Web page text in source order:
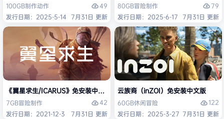
100GB制作动作
49
发行日期：2025-5-14 7月31日 更新
80GB冒险制作
79
发行日期：2025-6-17 7月31日 更新
《翼星求生/ICARUS》免安装中文版
7GB冒险制作
42
发行日期：2021-12-3
7月31日 更新
云族裔（inZOI）免安装中文版
60GB休闲冒险
122
发行日期：2025-3-27 7月31日 更新